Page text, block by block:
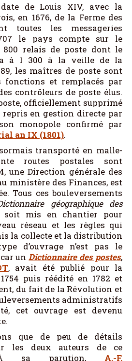
de Louis XIV, avec la
en 1676, de la Ferme des
toutes les messageries
le pays compte sur le
relais de poste dont le
à 1 300 à la veille de la
les maîtres de poste sont
fonctions et remplacés par
contrôleurs de poste élus.
officiellement supprimé
repris en gestion directe par
monopole confirmé par
an IX (1801).
transporté en malle-
routes postales sont
une Direction générale des
ministère des Finances, est
Tous ces bouleversements
géographique des
mis en chantier pour
réseau et les règles qui
la collecte et la distribution
d’ouvrage n’est pas le
car unDictionnaire des postes,
, avait été publié pour la
puis réédité en 1782 et
du fait de la Révolution et
administratifs
cet ouvrage est devenu
que de peu de détails
les deux auteurs de ce
À sa parution, A.-F.